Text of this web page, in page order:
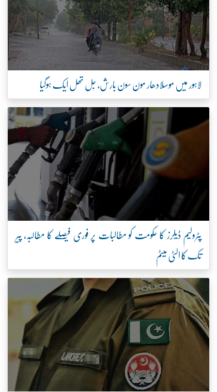
لاہور میں موسلادھار مون سون بارش، جل تھل ایک ہوگیا
پٹرولیم ڈیلرز کا حکومت کو مطالبات پر فوری فیصلے کا مطالبہ، پیر
تک کا الٹی میٹم